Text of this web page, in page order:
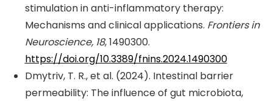
stimulation in anti-inflammatory therapy:
Mechanisms and clinical applications. Frontiers in
Neuroscience, 18, 1490300.
https://doi.org/10.3389/fnins.2024.1490300
Dmytriv, T. R., et al. (2024). Intestinal barrier
permeability: The influence of gut microbiota,